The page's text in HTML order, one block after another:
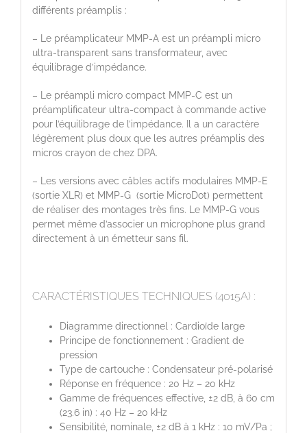
différents préamplis :
– Le préamplicateur MMP-A est un préampli micro
ultra-transparent sans transformateur, avec
équilibrage d’impédance.
– Le préampli micro compact MMP-C est un
préamplificateur ultra-compact à commande active
pour l’équilibrage de l’impédance. Il a un caractère
légèrement plus doux que les autres préamplis des
micros crayon de chez DPA.
– Les versions avec câbles actifs modulaires MMP-E
(sortie XLR) et MMP-G (sortie MicroDot) permettent
de réaliser des montages très fins. Le MMP-G vous
permet même d’associer un microphone plus grand
directement à un émetteur sans fil.
CARACTÉRISTIQUES TECHNIQUES (4015A) :
Diagramme directionnel : Cardioïde large
Principe de fonctionnement : Gradient de
pression
Type de cartouche : Condensateur pré-polarisé
Réponse en fréquence : 20 Hz – 20 kHz
Gamme de fréquences effective, ±2 dB, à 60 cm
(23.6 in) : 40 Hz – 20 kHz
Sensibilité, nominale, ±2 dB à 1 kHz : 10 mV/Pa ;